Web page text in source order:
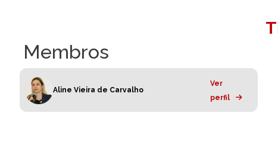
Membros
Aline Vieira de Carvalho
Ver
perfil